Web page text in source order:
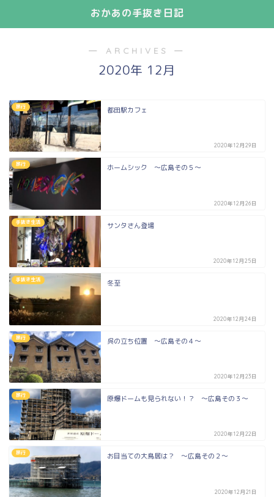
おかあの手抜き日記
― ARCHIVES ―
2020年 12月
旅行 都田駅カフェ
2020年12月29日
旅行 ホームシック ～広島その５～
2020年12月26日
手抜き生活 サンタさん登場
2020年12月25日
手抜き生活 冬至
2020年12月24日
旅行 呉の立ち位置 ～広島その４～
2020年12月23日
旅行 原爆ドームも見られない！？ ～広島その３～
2020年12月22日
旅行 お目当ての大鳥居は？ ～広島その２～
2020年12月21日